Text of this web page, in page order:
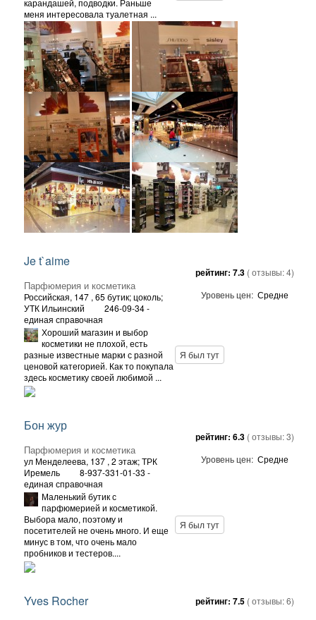
меня интересовала туалетная ...
Je t`aime
Парфюмерия и косметика
Российская, 147 , 65 бутик; цоколь;
УТК Ильинский
246-09-34 -
единая справочная
рейтинг: 7.3 ( отзывы:4)
Уровень цен: Средне
Хороший магазин и выбор
косметики не плохой, есть
разные известные марки с разной
ценовой категорией. Как то покупала
здесь косметику своей любимой ...
Я был тут
Бон жур
Парфюмерия и косметика
ул Менделеева, 137 , 2 этаж; ТРК
Иремель
8-937-331-01-33 -
единая справочная
рейтинг: 6.3 ( отзывы:3)
Уровень цен: Средне
Маленький бутик с
парфюмерией и косметикой.
Выбора мало, поэтому и
посетителей не очень много. И еще
минус в том, что очень мало
пробников и тестеров....
Я был тут
Yves Rocher рейтинг: 7.5 ( отзывы:6)